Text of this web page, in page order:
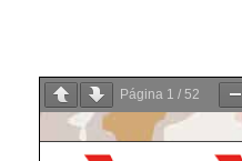
Página 1 / 52